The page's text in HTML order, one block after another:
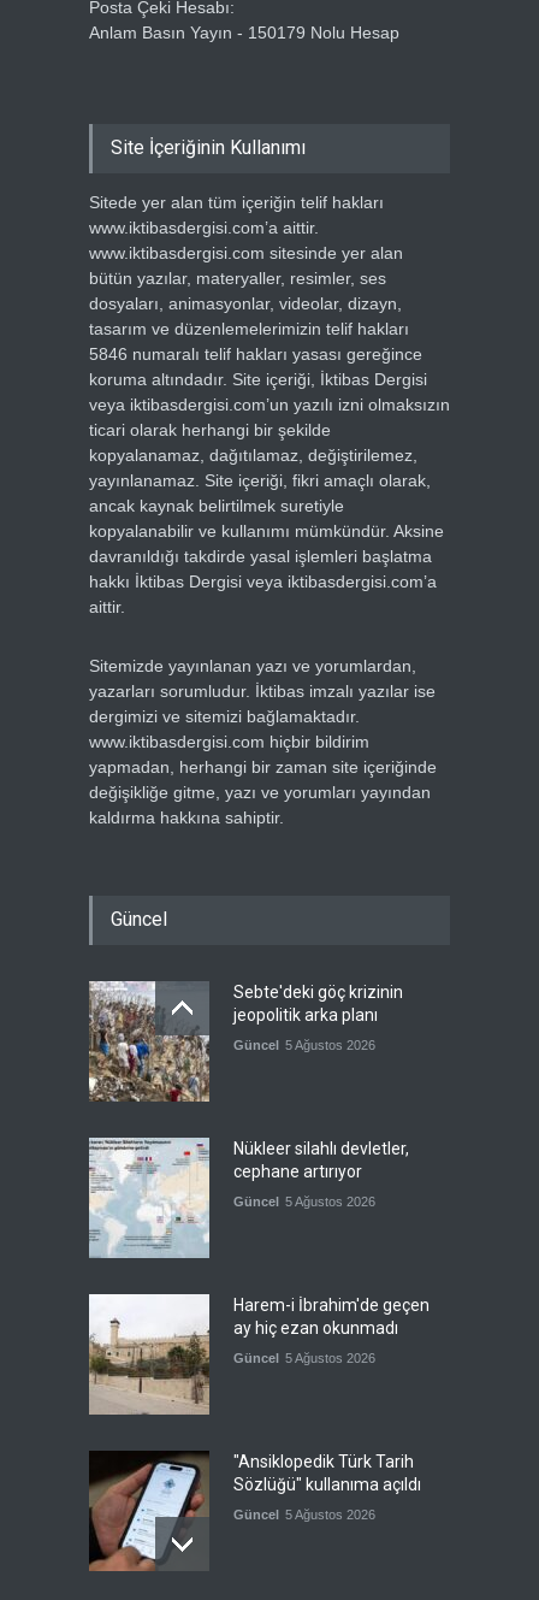
Posta Çeki Hesabı:
Anlam Basın Yayın - 150179 Nolu Hesap
Site İçeriğinin Kullanımı
Sitede yer alan tüm içeriğin telif hakları
www.iktibasdergisi.com’a aittir.
www.iktibasdergisi.com sitesinde yer alan
bütün yazılar, materyaller, resimler, ses
dosyaları, animasyonlar, videolar, dizayn,
tasarım ve düzenlemelerimizin telif hakları
5846 numaralı telif hakları yasası gereğince
koruma altındadır. Site içeriği, İktibas Dergisi
veya iktibasdergisi.com’un yazılı izni olmaksızın
ticari olarak herhangi bir şekilde
kopyalanamaz, dağıtılamaz, değiştirilemez,
yayınlanamaz. Site içeriği, fikri amaçlı olarak,
ancak kaynak belirtilmek suretiyle
kopyalanabilir ve kullanımı mümkündür. Aksine
davranıldığı takdirde yasal işlemleri başlatma
hakkı İktibas Dergisi veya iktibasdergisi.com’a
aittir.
Sitemizde yayınlanan yazı ve yorumlardan,
yazarları sorumludur. İktibas imzalı yazılar ise
dergimizi ve sitemizi bağlamaktadır.
www.iktibasdergisi.com hiçbir bildirim
yapmadan, herhangi bir zaman site içeriğinde
değişikliğe gitme, yazı ve yorumları yayından
kaldırma hakkına sahiptir.
Güncel
Sebte'deki göç krizinin
jeopolitik arka planı
Güncel 5 Ağustos 2026
Nükleer silahlı devletler,
cephane artırıyor
Güncel 5 Ağustos 2026
Harem-i İbrahim'de geçen
ay hiç ezan okunmadı
Güncel 5 Ağustos 2026
"Ansiklopedik Türk Tarih
Sözlüğü" kullanıma açıldı
Güncel 5 Ağustos 2026